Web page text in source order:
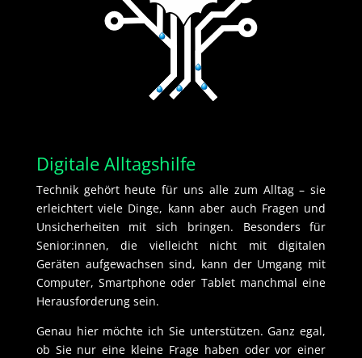
Digitale Alltagshilfe
Technik gehört heute für uns alle zum Alltag – sie
erleichtert viele Dinge, kann aber auch Fragen und
Unsicherheiten mit sich bringen. Besonders für
Senior:innen, die vielleicht nicht mit digitalen
Geräten aufgewachsen sind, kann der Umgang mit
Computer, Smartphone oder Tablet manchmal eine
Herausforderung sein.
Genau hier möchte ich Sie unterstützen. Ganz egal,
ob Sie nur eine kleine Frage haben oder vor einer